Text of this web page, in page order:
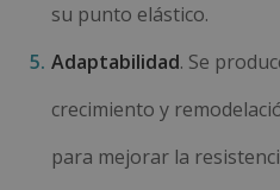
su punto elástico.
Adaptabilidad. Se
crecimiento y
para mejorar la